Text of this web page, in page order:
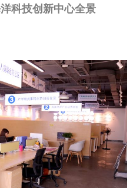
科技创新中心全景